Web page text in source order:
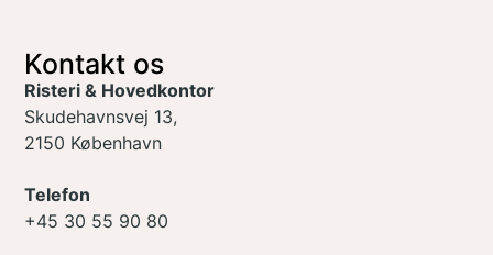
Kontakt os
Risteri & Hovedkontor
Skudehavnsvej 13,
2150 København
Telefon
+45 30 55 90 80